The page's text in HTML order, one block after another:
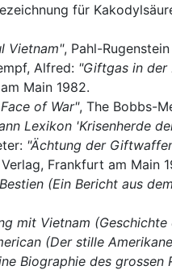
für
Vietnam", Pahl-
Alfred: "Giftgas in der
Main 1982.
of War", The Bobbs-
Lexikon 'Krisenherde
"Ächtung der
Frankfurt am Main
(Ein Bericht aus
mit Vietnam (Geschichte
(Der stille
Biographie des grossen